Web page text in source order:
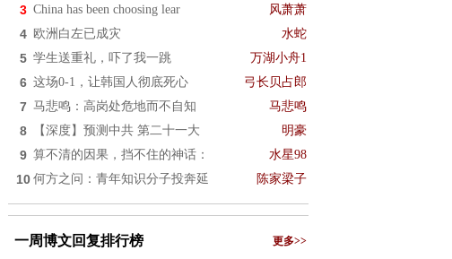
3 China has been choosing lear 风萧萧
4 欧洲白左已成灾 水蛇
5 学生送重礼，吓了我一跳 万湖小舟1
6 这场0-1，让韩国人彻底死心 弓长贝占郎
7 马悲鸣：高岗处危地而不自知 马悲鸣
8 【深度】预测中共 第二十一大 明豪
9 算不清的因果，挡不住的神话： 水星98
10 何方之问：青年知识分子投奔延 陈家梁子
一周博文回复排行榜 更多>>